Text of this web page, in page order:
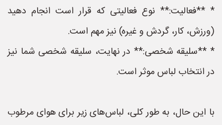
* **فعالیت:** نوع فعالیتی که قرار است انجام دهید
(ورزش، کار، گردش و غیره) نیز مهم است.
* **سلیقه شخصی:** در نهایت، سلیقه شخصی شما نیز
در انتخاب لباس موثر است.
با این حال، به طور کلی، لباس‌های زیر برای هوای مرطوب